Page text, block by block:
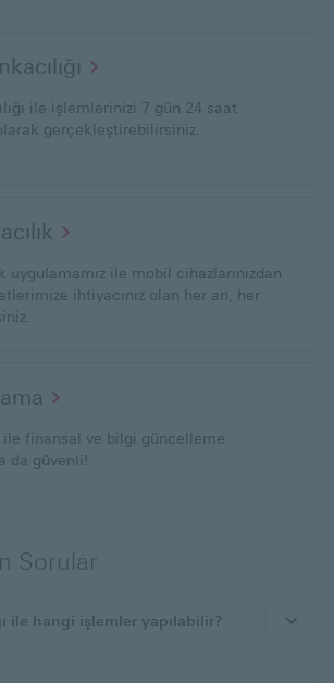
ile işlemlerinizi 7 gün 24 saat
gerçekleştirebilirsiniz.
uygulamamız ile mobil cihazlarınızdan
ihtiyacınız olan her an, her
ile finansal ve bilgi güncelleme
da güvenli!
Sorular
ile hangi işlemler yapılabilir?